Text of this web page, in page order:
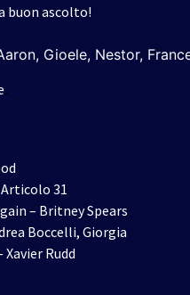
buon ascolto!
Gioele, Nestor,
.
31
– Britney Spears
Boccelli, Giorgia
Rudd